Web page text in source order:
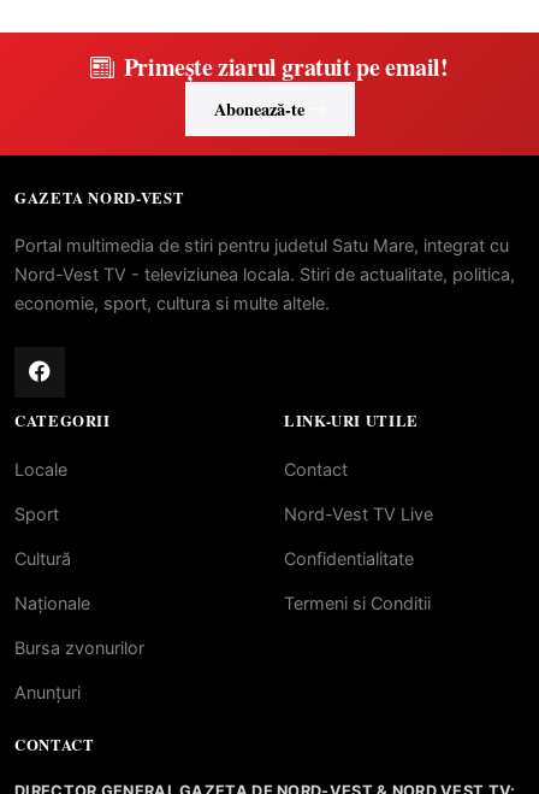
Primește ziarul gratuit pe email!
Abonează-te
GAZETA NORD-VEST
Portal multimedia de stiri pentru judetul Satu Mare, integrat cu
Nord-Vest TV - televiziunea locala. Stiri de actualitate, politica,
economie, sport, cultura si multe altele.
CATEGORII
Locale
Sport
Cultură
Naționale
Bursa zvonurilor
Anunțuri
LINK-URI UTILE
Contact
Nord-Vest TV Live
Confidentialitate
Termeni si Conditii
CONTACT